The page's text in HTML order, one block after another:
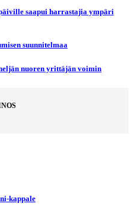
saapui harrastajia ympäri
suunnitelmaa
nuoren yrittäjän voimin
kappale